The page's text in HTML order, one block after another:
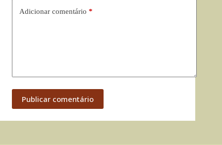
Adicionar comentário *
Publicar comentário